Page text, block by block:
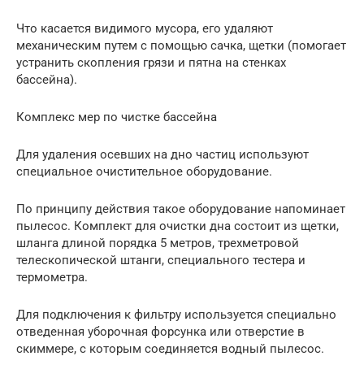
Что касается видимого мусора, его удаляют
механическим путем с помощью сачка, щетки (помогает
устранить скопления грязи и пятна на стенках
бассейна).
Комплекс мер по чистке бассейна
Для удаления осевших на дно частиц используют
специальное очистительное оборудование.
По принципу действия такое оборудование напоминает
пылесос. Комплект для очистки дна состоит из щетки,
шланга длиной порядка 5 метров, трехметровой
телескопической штанги, специального тестера и
термометра.
Для подключения к фильтру используется специально
отведенная уборочная форсунка или отверстие в
скиммере, с которым соединяется водный пылесос.